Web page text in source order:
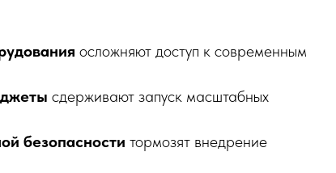
осложняют доступ к современным
сдерживают запуск масштабных
безопасности тормозят внедрение